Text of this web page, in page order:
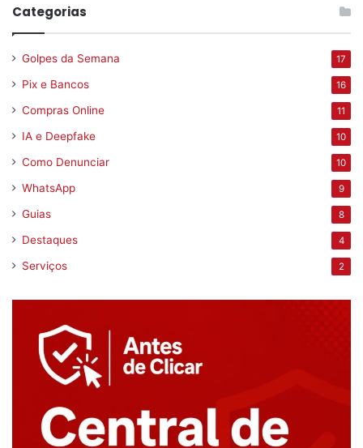
Categorias
Golpes da Semana 17
Pix e Bancos 16
Compras Online 11
IA e Deepfake 10
Como Denunciar 10
WhatsApp 9
Guias 8
Destaques 4
Serviços 2